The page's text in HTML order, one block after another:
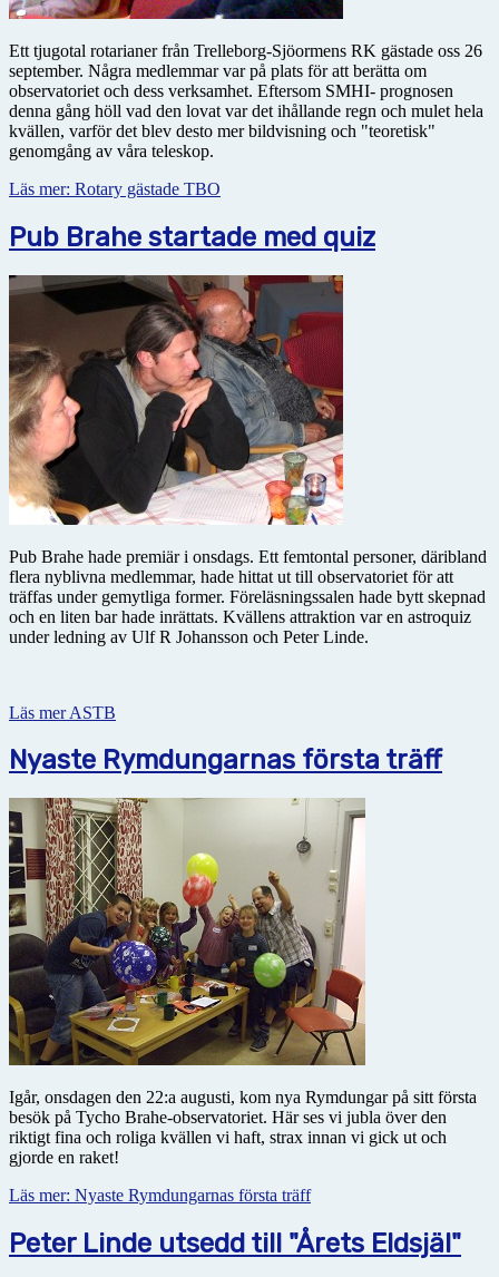
Ett tjugotal rotarianer från Trelleborg-Sjöormens RK gästade oss 26
september. Några medlemmar var på plats för att berätta om
observatoriet och dess verksamhet. Eftersom SMHI- prognosen
denna gång höll vad den lovat var det ihållande regn och mulet hela
kvällen, varför det blev desto mer bildvisning och "teoretisk"
genomgång av våra teleskop.
Läs mer: Rotary gästade TBO
Pub Brahe startade med quiz
Pub Brahe hade premiär i onsdags. Ett femtontal personer, däribland
flera nyblivna medlemmar, hade hittat ut till observatoriet för att
träffas under gemytliga former. Föreläsningssalen hade bytt skepnad
och en liten bar hade inrättats. Kvällens attraktion var en astroquiz
under ledning av Ulf R Johansson och Peter Linde.
Läs mer ASTB
Nyaste Rymdungarnas första träff
Igår, onsdagen den 22:a augusti, kom nya Rymdungar på sitt första
besök på Tycho Brahe-observatoriet. Här ses vi jubla över den
riktigt fina och roliga kvällen vi haft, strax innan vi gick ut och
gjorde en raket!
Läs mer: Nyaste Rymdungarnas första träff
Peter Linde utsedd till "Årets Eldsjäl"